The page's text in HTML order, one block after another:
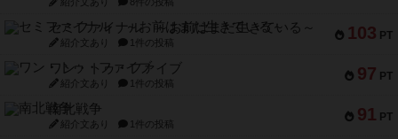
103 PT
セミファイナル ～お前はまだ生きている～
紹介文あり 1件の投稿
97 PT
ワン・トゥ・ファイブ
紹介文あり 1件の投稿
91 PT
南北戦争
紹介文あり 1件の投稿